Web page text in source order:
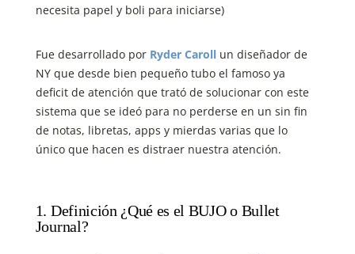
necesita papel y boli para iniciarse)
Fue desarrollado por Ryder Carollun diseñador de
NY que desde bien pequeño tubo el famoso ya
deficit de atención que trató de solucionar con este
sistema que se ideó para no perderse en un sin fin
de notas, libretas, apps y mierdas varias que lo
único que hacen es distraer nuestra atención.
1. Definición ¿Qué es el BUJO o Bullet
Journal?